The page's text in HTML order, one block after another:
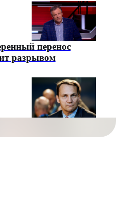
перенос
разрывом